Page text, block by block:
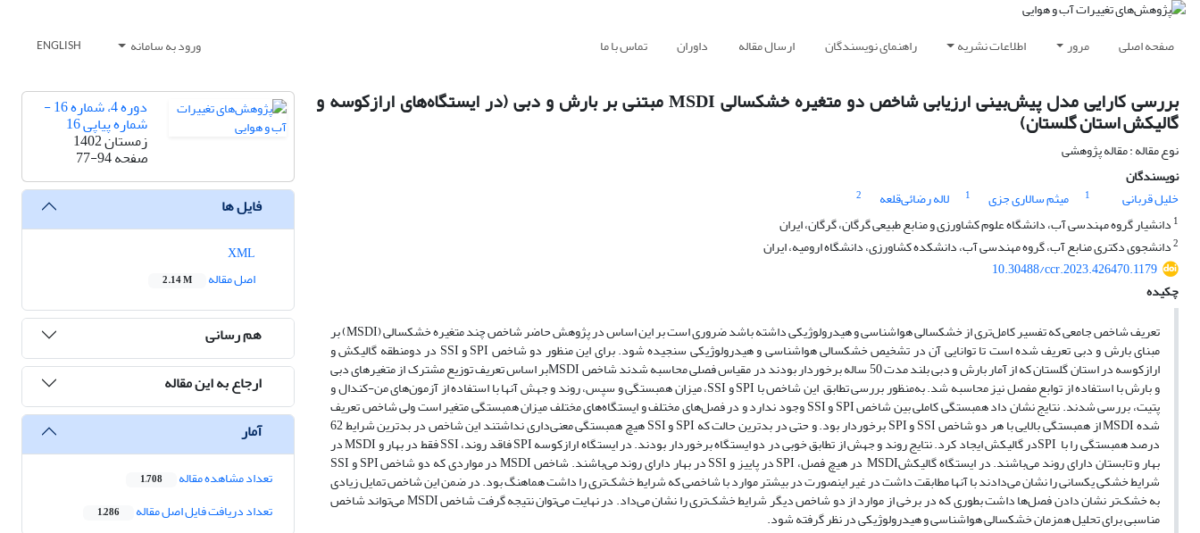
صفحه اصلی مرور اطلاعات نشریه راهنمای نویسندگان ارسال مقاله داوران تماس با ما ورود به سامانه ENGLISH
بررسی کارایی مدل پیش‌بینی ارزیابی شاخص دو متغیره خشکسالی MSDI مبتنی بر بارش و دبی (در ایستگاه‌های ارازکوسه و
گالیکش استان گلستان)
نوع مقاله : مقاله پژوهشی
نویسندگان
خلیل قربانی
1 میثم سالاری جزی 1 لاله رضائی‌قلعه
2
1 دانشیار گروه مهندسی آب، دانشگاه علوم کشاورزی و منابع طبیعی گرگان، گرگان، ایران
2دانشجوی دکتری منابع آب، گروه مهندسی آب، دانشکده کشاورزی، دانشگاه ارومیه، ایران
10.30488/ccr.2023.426470.1179
چکیده
تعریف شاخص جامعی که تفسیر کامل‌تری از خشکسالی هواشناسی و هیدرولوژیکی داشته باشد ضروری است بر این اساس در پژوهش حاضر شاخص چند متغیره‌ خشکسالی (MSDI) بر
مبنای بارش و دبی تعریف شده است تا توانایی آن در تشخیص خشکسالی هواشناسی و هیدرولوژیکی سنجیده شود. برای این منظور دو شاخص SPI‌ و SSI در دومنطقه گالیکش و
ارازکوسه در استان گلستان که از آمار بارش و دبی بلند مدت 50 ساله برخوردار بودند در مقیاس فصلی محاسبه شدند شاخص MSDIبر اساس تعریف توزیع مشترک از متغیرهای دبی
و بارش با استفاده از توابع مفصل نیز محاسبه شد. به‌منظور بررسی تطابق این شاخص با SPI و SSI، میزان همبستگی و سپس، روند و جهش آنها با استفاده از آزمون‌های من-کندال و
پتیت، بررسی شدند. نتایج نشان داد همبستگی کاملی بین شاخص SPI‌ و SSI‌ وجود ندارد و در فصل‌های مختلف و ایستگاه‌های مختلف میزان همبستگی متغیر است ولی شاخص تعریف
شده MSDI از همبستگی بالایی با هر دو شاخص SSI و SPI برخوردار بود. و حتی در بدترین حالت که SPI و SSI‌ هیچ همبستگی معنی‌داری نداشتند این شاخص در بدترین شرایط 62
درصد همبستگی را با SPIدر گالیکش ایجاد کرد. نتایج روند و جهش از تطابق خوبی در دو ایستگاه برخوردار بودند. در ایستگاه ارازکوسه SPI ‌فاقد روند، SSI‌ فقط در بهار و MSDI در
بهار و تابستان دارای روند می‌باشند. در ایستگاه گالیکشMSDI در هیچ فصل، SPI در پاییز و SSI‌ در بهار دارای روند می‌باشند. شاخص MSDI در مواردی که دو شاخص SPI‌ و SSI
‌شرایط خشکی یکسانی را نشان می‌دادند با آنها مطابقت داشت در غیر اینصورت در بیشتر موارد با شاخصی که شرایط خشک‌تری را داشت هماهنگ بود. در ضمن این شاخص تمایل زیادی
به خشک‌تر نشان دادن فصل‌ها داشت بطوری که در برخی از موارد از دو شاخص دیگر شرایط خشک‌تری را نشان می‌داد. در نهایت می‌توان نتیجه گرفت شاخص MSDI می‌تواند شاخص
مناسبی برای تحلیل همزمان خشکسالی هواشناسی و هیدرولوژیکی در نظر گرفته شود.
دوره 4، شماره 16 -
شماره پیاپی 16
زمستان 1402
صفحه77-94
فایل ها
اصل مقاله
2.14 M
هم رسانی
ارجاع به این مقاله
آمار
تعداد مشاهده مقاله 1,708
تعداد دریافت فایل اصل مقاله 1,286